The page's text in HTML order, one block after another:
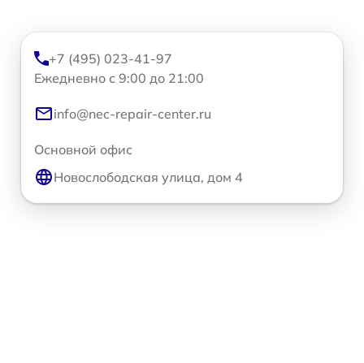
+7 (495) 023-41-97
Ежедневно с 9:00 до 21:00
info@nec-repair-center.ru
Основной офис
Новослободская улица, дом 4